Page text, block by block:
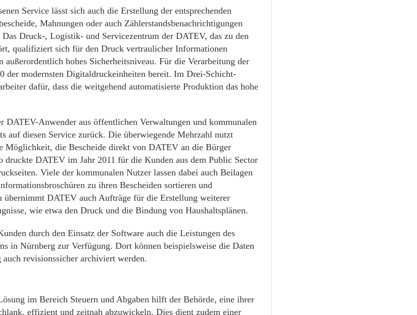
Service lässt sich auch die Erstellung der entsprechenden
Mahnungen oder auch Zählerstandsbenachrichtigungen
Druck-, Logistik- und Servicezentrum der DATEV, das zu den
qualifiziert sich für den Druck vertraulicher Informationen
außerordentlich hohes Sicherheitsniveau. Für die Verarbeitung der
der modernsten Digitaldruckeinheiten bereit. Im Drei-Schicht-
dafür, dass die weitgehend automatisierte Produktion das hohe
DATEV-Anwender aus öffentlichen Verwaltungen und kommunalen
auf diesen Service zurück. Die überwiegende Mehrzahl nutzt
Möglichkeit, die Bescheide direkt von DATEV an die Bürger
druckte DATEV im Jahr 2011 für die Kunden aus dem Public Sector
Viele der kommunalen Nutzer lassen dabei auch Beilagen
zu ihren Bescheiden sortieren und
übernimmt DATEV auch Aufträge für die Erstellung weiterer
wie etwa den Druck und die Bindung von Haushaltsplänen.
durch den Einsatz der Software auch die Leistungen des
in Nürnberg zur Verfügung. Dort können beispielsweise die Daten
revisionssicher archiviert werden.
im Bereich Steuern und Abgaben hilft der Behörde, eine ihrer
effizient und zeitnah abzuwickeln. Dies dient zudem einer